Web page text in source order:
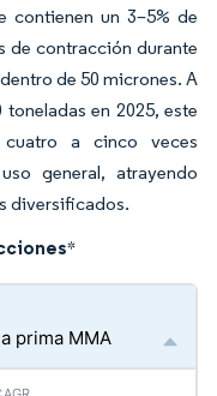
contienen un 3–5% de
de contracción durante
de 50 micrones. A
en 2025, este
a cinco veces
general, atrayendo
diversificados.
*
prima MMA